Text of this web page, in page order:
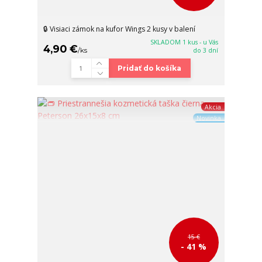
🔒 Visiaci zámok na kufor Wings 2 kusy v balení
4,90 €/ks
SKLADOM 1 kus - u Vás
do 3 dní
Pridať do košíka
Akcia
Novinka
15 €
- 41 %